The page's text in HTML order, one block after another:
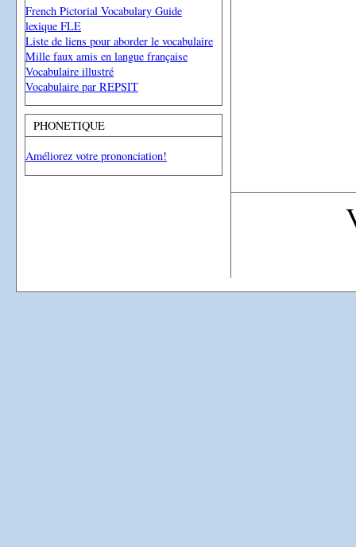
French Pictorial Vocabulary Guide
lexique FLE
Liste de liens pour aborder le vocabulaire
Mille faux amis en langue française
Vocabulaire illustré
Vocabulaire par REPSIT
PHONETIQUE
Améliorez votre prononciation!